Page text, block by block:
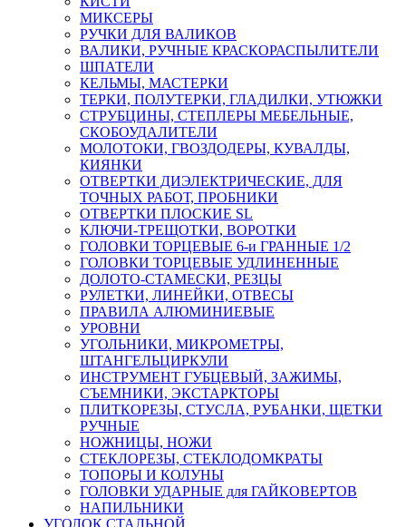
МИКСЕРЫ
РУЧКИ ДЛЯ ВАЛИКОВ
ВАЛИКИ, РУЧНЫЕ КРАСКОРАСПЫЛИТЕЛИ
ШПАТЕЛИ
КЕЛЬМЫ, МАСТЕРКИ
ТЕРКИ, ПОЛУТЕРКИ, ГЛАДИЛКИ, УТЮЖКИ
СТРУБЦИНЫ, СТЕПЛЕРЫ МЕБЕЛЬНЫЕ,
СКОБОУДАЛИТЕЛИ
МОЛОТОКИ, ГВОЗДОДЕРЫ, КУВАЛДЫ,
КИЯНКИ
ОТВЕРТКИ ДИЭЛЕКТРИЧЕСКИЕ, ДЛЯ
ТОЧНЫХ РАБОТ, ПРОБНИКИ
ОТВЕРТКИ ПЛОСКИЕ SL
КЛЮЧИ-ТРЕЩОТКИ, ВОРОТКИ
ГОЛОВКИ ТОРЦЕВЫЕ 6-и ГРАННЫЕ 1/2
ГОЛОВКИ ТОРЦЕВЫЕ УДЛИНЕННЫЕ
ДОЛОТО-СТАМЕСКИ, РЕЗЦЫ
РУЛЕТКИ, ЛИНЕЙКИ, ОТВЕСЫ
ПРАВИЛА АЛЮМИНИЕВЫЕ
УРОВНИ
УГОЛЬНИКИ, МИКРОМЕТРЫ,
ШТАНГЕЛЬЦИРКУЛИ
ИНСТРУМЕНТ ГУБЦЕВЫЙ, ЗАЖИМЫ,
СЪЕМНИКИ, ЭКСТАРКТОРЫ
ПЛИТКОРЕЗЫ, СТУСЛА, РУБАНКИ, ЩЕТКИ
РУЧНЫЕ
НОЖНИЦЫ, НОЖИ
СТЕКЛОРЕЗЫ, СТЕКЛОДОМКРАТЫ
ТОПОРЫ И КОЛУНЫ
ГОЛОВКИ УДАРНЫЕ для ГАЙКОВЕРТОВ
НАПИЛЬНИКИ
УГОЛОК СТАЛЬНОЙ